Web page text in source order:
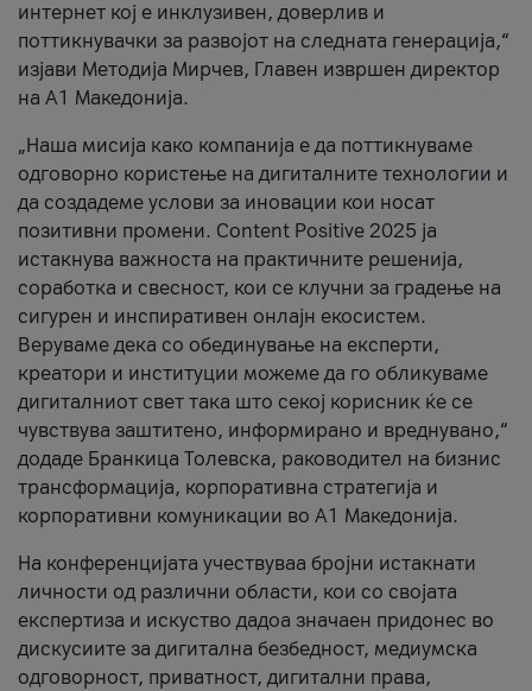
интернет кој е инклузивен, доверлив и
поттикнувачки за развојот на следната генерација,“
изјави Методија Мирчев, Главен извршен директор
на А1 Македонија.
„Наша мисија како компанија е да поттикнуваме
одговорно користење на дигиталните технологии и
да создадеме услови за иновации кои носат
позитивни промени. Content Positive 2025 ја
истакнува важноста на практичните решенија,
соработка и свесност, кои се клучни за градење на
сигурен и инспиративен онлајн екосистем.
Веруваме дека со обединување на експерти,
креатори и институции можеме да го обликуваме
дигиталниот свет така што секој корисник ќе се
чувствува заштитено, информирано и вреднувано,“
додаде Бранкица Толевска, раководител на бизнис
трансформација, корпоративна стратегија и
корпоративни комуникации во А1 Македонија.
На конференцијата учествуваа бројни истакнати
личности од различни области, кои со својата
експертиза и искуство дадоа значаен придонес во
дискусиите за дигитална безбедност, медиумска
одговорност, приватност, дигитални права,